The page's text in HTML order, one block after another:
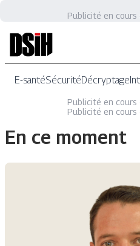
Publicité en cours
E-santéSécuritéDécryptage
Publicité en cours
Publicité en cours
En ce moment